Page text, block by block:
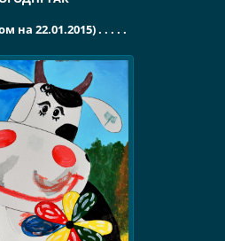
на 22.01.2015) . . . . .